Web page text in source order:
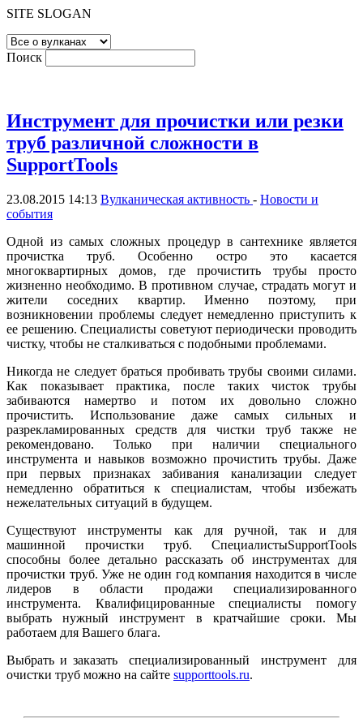
SITE SLOGAN
Поиск
Инструмент для прочистки или резки
труб различной сложности в
SupportTools
23.08.2015 14:13 Вулканическая активность - Новости и
события
Одной из самых сложных процедур в сантехнике является
прочистка труб. Особенно остро это касается
многоквартирных домов, где прочистить трубы просто
жизненно необходимо. В противном случае, страдать могут и
жители соседних квартир. Именно поэтому, при
возникновении проблемы следует немедленно приступить к
ее решению. Специалисты советуют периодически проводить
чистку, чтобы не сталкиваться с подобными проблемами.
Никогда не следует браться пробивать трубы своими силами.
Как показывает практика, после таких чисток трубы
забиваются намертво и потом их довольно сложно
прочистить. Использование даже самых сильных и
разрекламированных средств для чистки труб также не
рекомендовано. Только при наличии специального
инструмента и навыков возможно прочистить трубы. Даже
при первых признаках забивания канализации следует
немедленно обратиться к специалистам, чтобы избежать
нежелательных ситуаций в будущем.
Существуют инструменты как для ручной, так и для
машинной прочистки труб. СпециалистыSupportTools
способны более детально рассказать об инструментах для
прочистки труб. Уже не один год компания находится в числе
лидеров в области продажи специализированного
инструмента. Квалифицированные специалисты помогу
выбрать нужный инструмент в кратчайшие сроки. Мы
работаем для Вашего блага.
Выбрать и заказать специализированный инструмент для
очистки труб можно на сайте supporttools.ru.